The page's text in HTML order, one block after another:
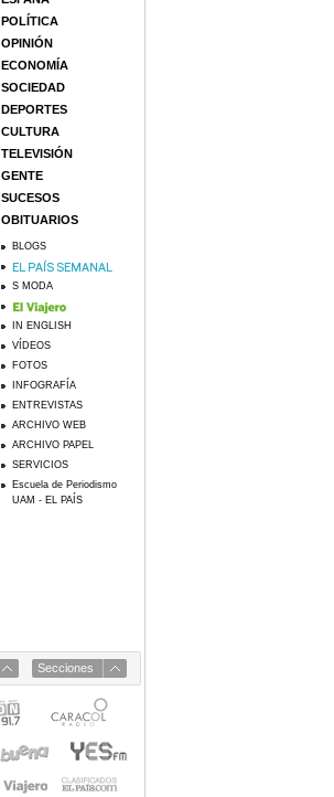
POLÍTICA
OPINIÓN
ECONOMÍA
SOCIEDAD
DEPORTES
CULTURA
TELEVISIÓN
GENTE
SUCESOS
OBITUARIOS
BLOGS
S MODA
IN ENGLISH
VÍDEOS
FOTOS
INFOGRAFÍA
ENTREVISTAS
ARCHIVO WEB
ARCHIVO PAPEL
SERVICIOS
Escuela de Periodismo
UAM - EL PAÍS
Secciones